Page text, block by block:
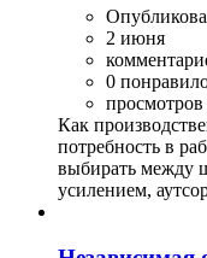
2 июня
0
Как
потребность в
выбирать между
усилением,